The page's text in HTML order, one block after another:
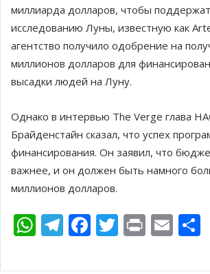
миллиарда долларов, чтобы
исследованию Луны, известную как
агентство получило одобрение на
миллионов долларов для
высадки людей на Луну.
Однако в интервью The Verge глава
Брайденстайн сказал, что успех
финансирования. Он заявил, что
важнее, и он должен быть намного
миллионов долларов.
W T F T Pr E